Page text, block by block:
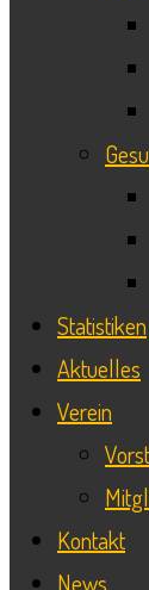
Statistiken
Aktuelles
Verein
Kontakt
News